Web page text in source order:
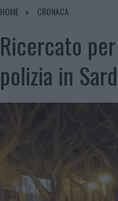
5 AGOSTO 2026
|
5 AGOSTO 2026 | ESCE DI
HOME CRONACA
Ricercato
polizia in